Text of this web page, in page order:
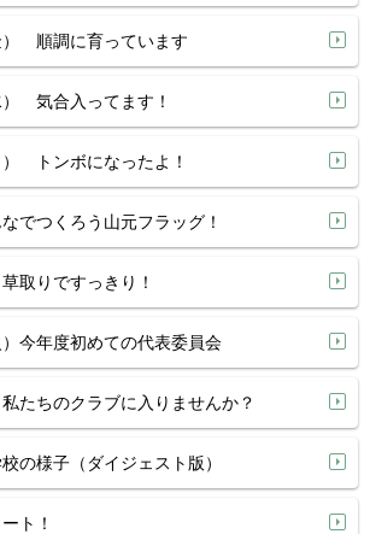
） 順調に育っています
） 気合入ってます！
） トンボになったよ！
でつくろう山元フラッグ！
取りですっきり！
今年度初めての代表委員会
たちのクラブに入りませんか？
の様子（ダイジェスト版）
ト！